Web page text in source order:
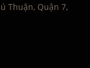
Thuận, Quận 7,